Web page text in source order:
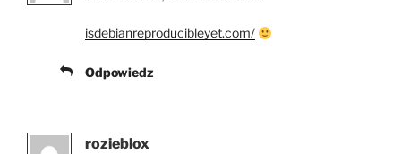
isdebianreproducibleyet.com/
Odpowiedz
rozieblox